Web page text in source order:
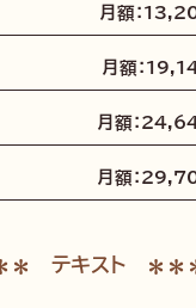
月額：
月額：
月額：
月額：
テキスト